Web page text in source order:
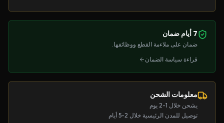
7 أيام ضمان
ضمان على ملاءمة القطع ووظائفها.
قراءة سياسة الضمان
معلومات الشحن
يشحن خلال 1-2 يوم
توصيل للمدن الرئيسية خلال 2-5 أيام